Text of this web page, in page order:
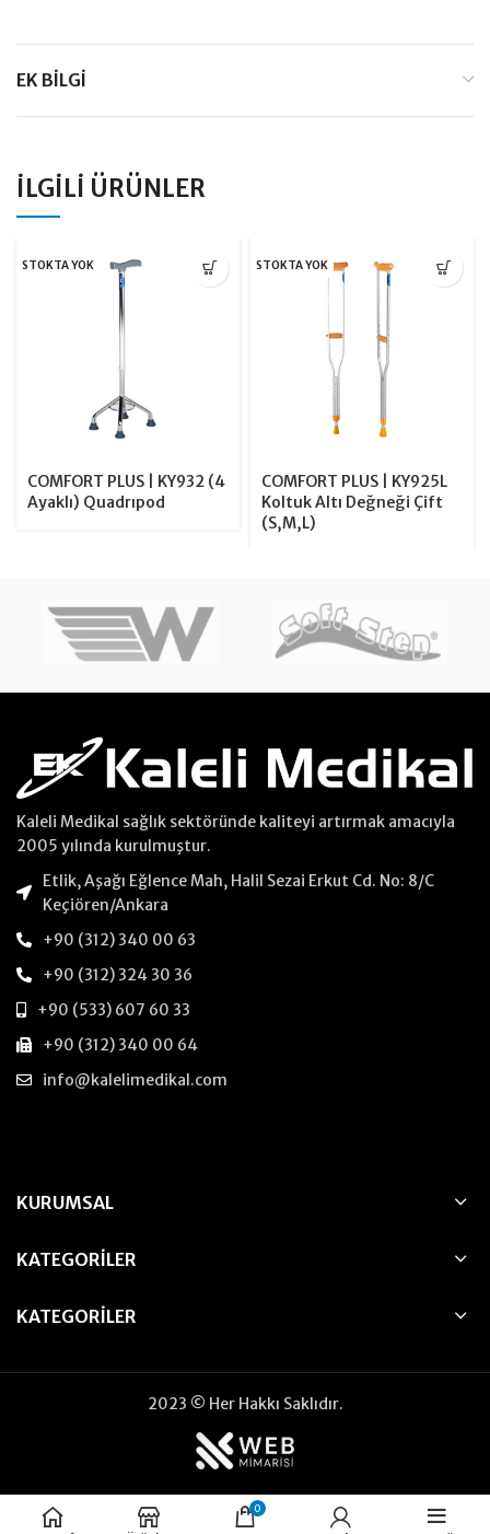
EK BILGI
İLGILI ÜRÜNLER
STOKTA YOK
COMFORT PLUS | KY932 (4
Ayaklı) Quadrıpod
STOKTA YOK
COMFORT PLUS | KY925L
Koltuk Altı Değneği Çift
(S,M,L)
Kaleli Medikal sağlık sektöründe kaliteyi artırmak amacıyla
2005 yılında kurulmuştur.
Etlik, Aşağı Eğlence Mah, Halil Sezai Erkut Cd. No: 8/C
Keçiören/Ankara
+90 (312) 340 00 63
+90 (312) 324 30 36
+90 (533) 607 60 33
+90 (312) 340 00 64
info@kalelimedikal.com
KURUMSAL
KATEGORILER
KATEGORILER
2023 © Her Hakkı Saklıdır.
0